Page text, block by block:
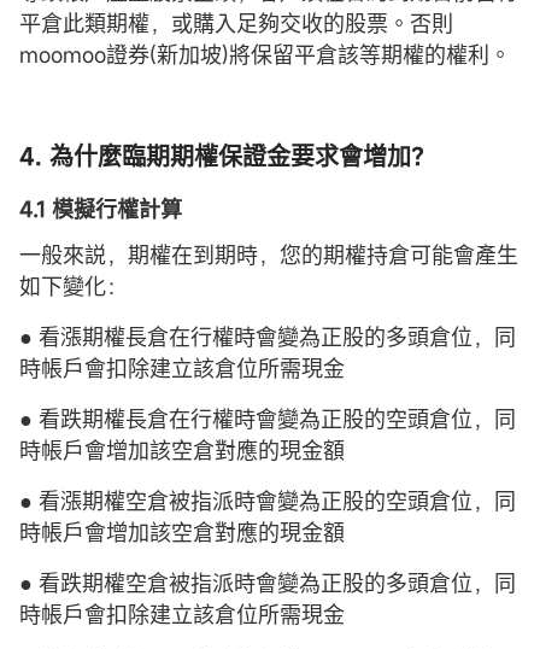
平倉此類期權，或購入足夠交收的股票。否則
moomoo證券(新加坡)將保留平倉該等期權的權利。
4. 為什麼臨期期權保證金要求會增加？
4.1 模擬行權計算
一般來説，期權在到期時，您的期權持倉可能會產生
如下變化：
● 看漲期權長倉在行權時會變為正股的多頭倉位，同
時帳戶會扣除建立該倉位所需現金
● 看跌期權長倉在行權時會變為正股的空頭倉位，同
時帳戶會增加該空倉對應的現金額
● 看漲期權空倉被指派時會變為正股的空頭倉位，同
時帳戶會增加該空倉對應的現金額
● 看跌期權空倉被指派時會變為正股的多頭倉位，同
時帳戶會扣除建立該倉位所需現金